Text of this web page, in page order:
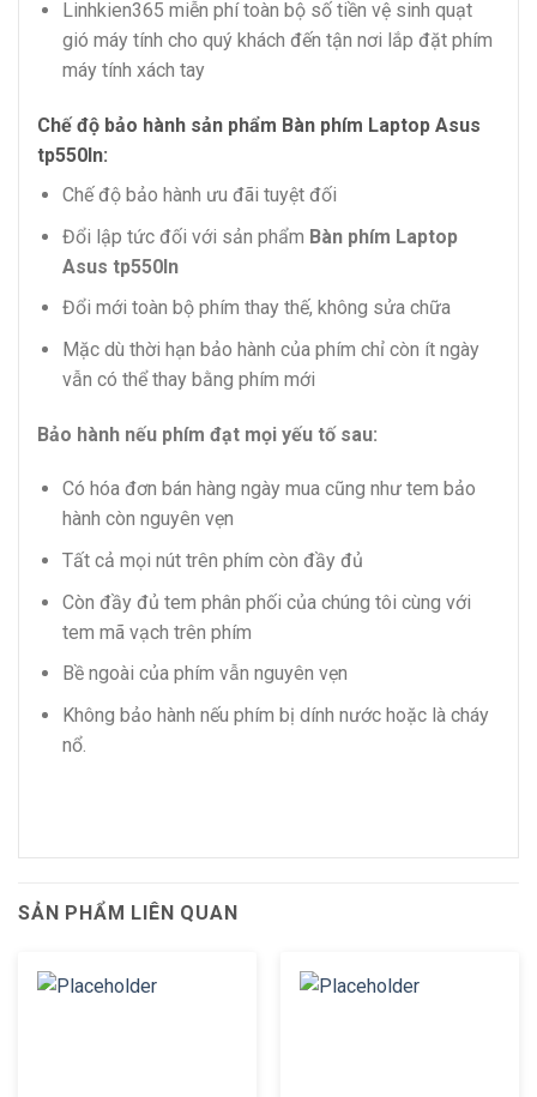
Linhkien365 miễn phí toàn bộ số tiền vệ sinh quạt
gió máy tính cho quý khách đến tận nơi lắp đặt phím
máy tính xách tay
Chế độ bảo hành sản phẩm Bàn phím Laptop Asus
tp550ln:
Chế độ bảo hành ưu đãi tuyệt đối
Đổi lập tức đối với sản phẩm Bàn phím Laptop
Asus tp550ln
Đổi mới toàn bộ phím thay thế, không sửa chữa
Mặc dù thời hạn bảo hành của phím chỉ còn ít ngày
vẫn có thể thay bằng phím mới
Bảo hành nếu phím đạt mọi yếu tố sau:
Có hóa đơn bán hàng ngày mua cũng như tem bảo
hành còn nguyên vẹn
Tất cả mọi nút trên phím còn đầy đủ
Còn đầy đủ tem phân phối của chúng tôi cùng với
tem mã vạch trên phím
Bề ngoài của phím vẫn nguyên vẹn
Không bảo hành nếu phím bị dính nước hoặc là cháy
nổ.
SẢN PHẨM LIÊN QUAN